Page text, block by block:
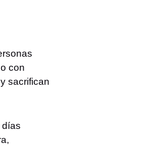
con
sacrifican
días